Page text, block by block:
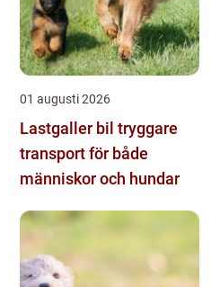
01 augusti 2026
Lastgaller bil tryggare
transport för både
människor och hundar